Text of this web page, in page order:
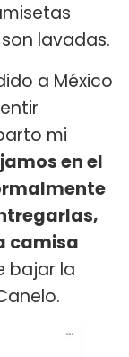
lavadas.
a México
mi
en el
camisa
bajar la